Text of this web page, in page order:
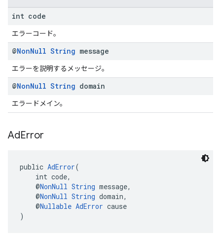
int code
エラーコード。
@NonNull String message
エラーを説明するメッセージ。
@NonNull String domain
エラードメイン。
AdError
public AdError(
int code,
@NonNull String message,
@NonNull String domain,
@Nullable AdError cause
)